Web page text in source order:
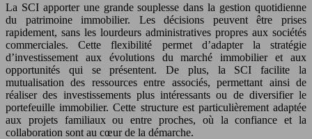
La SCI apporter une grande souplesse dans la gestion quotidienne
du patrimoine immobilier. Les décisions peuvent être prises
rapidement, sans les lourdeurs administratives propres aux sociétés
commerciales. Cette flexibilité permet d’adapter la stratégie
d’investissement aux évolutions du marché immobilier et aux
opportunités qui se présentent. De plus, la SCI facilite la
mutualisation des ressources entre associés, permettant ainsi de
réaliser des investissements plus intéressants ou de diversifier le
portefeuille immobilier. Cette structure est particulièrement adaptée
aux projets familiaux ou entre proches, où la confiance et la
collaboration sont au cœur de la démarche.